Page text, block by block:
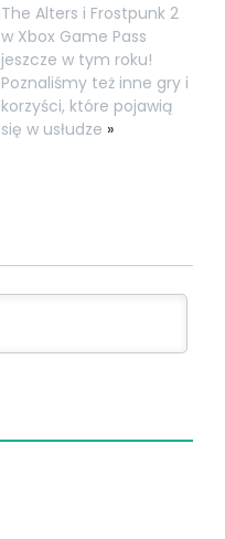
The Alters i Frostpunk 2
w Xbox Game Pass
jeszcze w tym roku!
Poznaliśmy też inne gry i
korzyści, które pojawią
się w usłudze »